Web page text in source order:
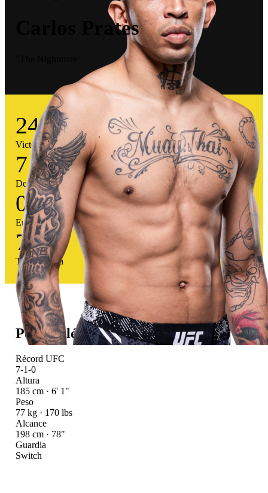
Carlos Prates
24
Victorias
7
Derrotas
0
Empates
77%
Tasa victoria
Perfil atlético
Récord UFC
7-1-0
Altura
185 cm · 6' 1"
Peso
77 kg · 170 lbs
Alcance
198 cm · 78"
Guardia
Switch